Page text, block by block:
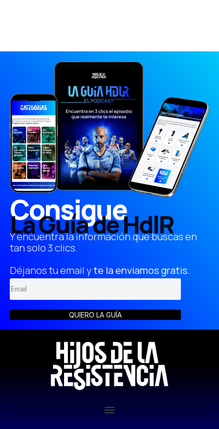
Consigue
La Guía de HdlR
Y encuentra la información que buscas en
tan solo 3 clics.
Déjanos tu email yte la enviamos gratis.
QUIERO LA GUÍA